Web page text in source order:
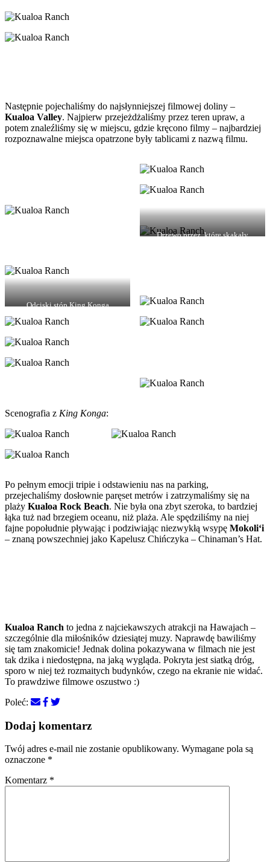
Następnie pojechaliśmy do najsłynniejszej filmowej doliny –
Kualoa Valley. Najpierw przejeżdżaliśmy przez teren upraw, a
potem znaleźliśmy się w miejscu, gdzie kręcono filmy – najbardziej
rozpoznawalne miejsca opatrzone były tablicami z nazwą filmu.
Drzewo przez, które skakały
Odciski stóp King Konga
Scenografia z King Konga:
Po pełnym emocji tripie i odstawieniu nas na parking,
przejechaliśmy dosłownie paręset metrów i zatrzymaliśmy się na
plaży Kualoa Rock Beach. Nie była ona zbyt szeroka, to bardziej
łąka tuż nad brzegiem oceanu, niż plaża. Ale spędziliśmy na niej
fajne popołudnie pływając i podziwiając niezwykłą wsypę Mokoliʻi
– znaną powszechniej jako Kapelusz Chińczyka – Chinaman’s Hat.
Kualoa Ranch to jedna z najciekawszych atrakcji na Hawajach –
szczególnie dla miłośników dziesiątej muzy. Naprawdę bawiliśmy
się tam znakomicie! Jednak dolina pokazywana w filmach nie jest
tak dzika i niedostępna, na jaką wygląda. Pokryta jest siatką dróg,
sporo w niej też rozmaitych budynków, czego na ekranie nie widać.
To prawdziwe filmowe oszustwo :)
Poleć:
Dodaj komentarz
Twój adres e-mail nie zostanie opublikowany. Wymagane pola są
oznaczone *
Komentarz *